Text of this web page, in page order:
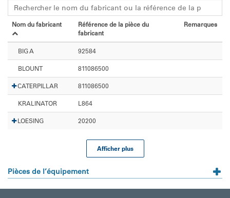
Nom du fabricant
Référence de la pièce du
fabricant
Remarques
BIG A 92584
BLOUNT 811086500
CATERPILLAR 811086500
KRALINATOR L864
LOESING 20200
Afficher plus
Pièces de l’équipement